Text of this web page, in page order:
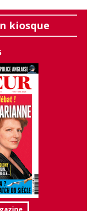
kiosque